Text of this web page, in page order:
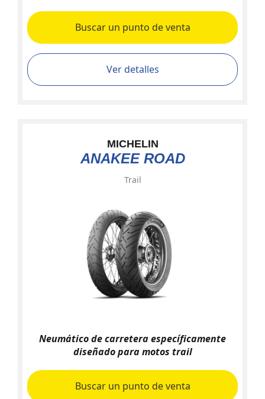
Buscar un punto de venta
Ver detalles
MICHELIN
ANAKEE ROAD
Trail
Neumático de carretera específicamente
diseñado para motos trail
Buscar un punto de venta